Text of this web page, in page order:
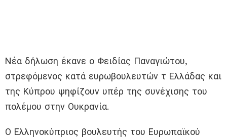
Νέα δήλωση έκανε ο Φειδίας Παναγιώτου,
στρεφόμενος κατά ευρωβουλευτών τ Ελλάδας και
της Κύπρου ψηφίζουν υπέρ της συνέχισης του
πολέμου στην Ουκρανία.
Ο Ελληνοκύπριος βουλευτής του Ευρωπαϊκού